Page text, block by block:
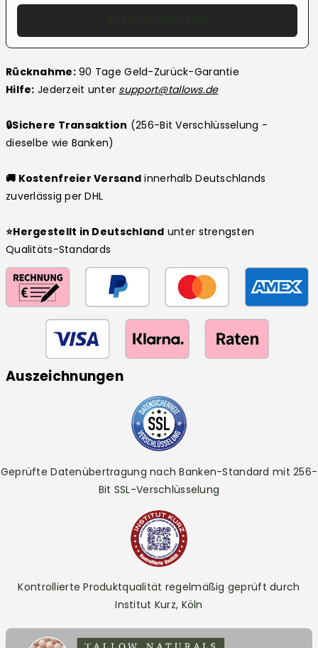
Rücknahme:90 Tage Geld-Zurück-Garantie
Hilfe: Jederzeit unter support@tallows.de
🔒Sichere Transaktion (256-Bit Verschlüsselung -
dieselbe wie Banken)
🚚 Kostenfreier Versand innerhalb Deutschlands
zuverlässig per DHL
⭐Hergestellt in Deutschland unter strengsten
Qualitäts-Standards
Auszeichnungen
Geprüfte Datenübertragung nach Banken-Standard mit 256-
Bit SSL-Verschlüsselung
Kontrollierte Produktqualität regelmäßig geprüft durch
Institut Kurz, Köln